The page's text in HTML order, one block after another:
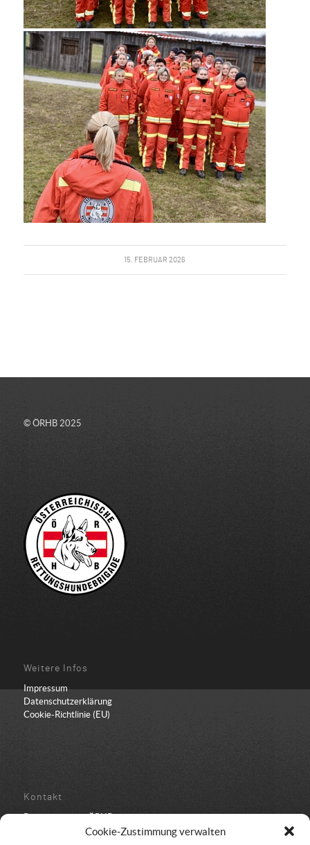
Cookie-Zustimmung verwalten
15. FEBRUAR 2026
© ÖRHB 2025
Weitere Infos
Impressum
Datenschutzerklärung
Cookie-Richtlinie (EU)
Kontakt
Bundesbüro der ÖRHB
Schulstraße 443